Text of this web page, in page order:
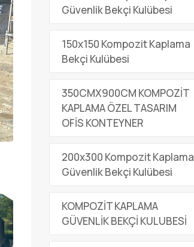
Güvenlik Bekçi Kulübesi
150x150 Kompozit Kaplama
Bekçi Kulübesi
350CMX900CM KOMPOZİT
KAPLAMA ÖZEL TASARIM
OFİS KONTEYNER
200x300 Kompozit Kaplama
Güvenlik Bekçi Kulübesi
KOMPOZİT KAPLAMA
GÜVENLİK BEKÇİ KULUBESİ